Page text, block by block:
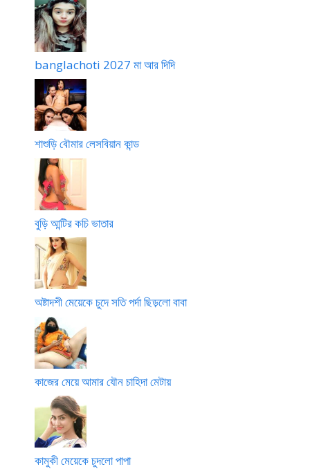
a
k
e
s
s
h
u
r
c
u
d
e
c
h
u
n
b
o
n
a
s
h
u
v
o
a
t
a
h
u
d
t
d
e
n
banglachoti 2027 মা আর দিদি
শাশুড়ি বৌমার লেসবিয়ান কান্ড
বুড়ি আন্টির কচি ভাতার
অষ্টাদশী মেয়েকে চুদে সতি পর্দা ছিড়লো বাবা
কাজের মেয়ে আমার যৌন চাহিদা মেটায়
কামুকী মেয়েকে চুদলো পাপা